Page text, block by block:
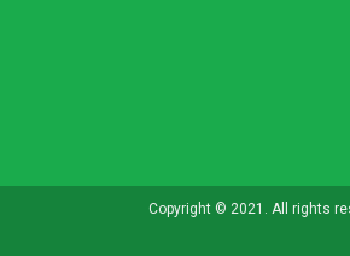
Copyright © 2021. All rights